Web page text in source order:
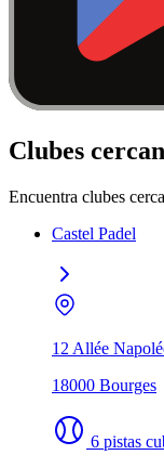
Clubes
Encuentra clubes
Castel Padel
12 Allée
18000 Bourges
6 pistas